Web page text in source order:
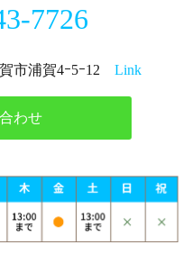
7726
市浦賀4ｰ5ｰ12 Link
わせ